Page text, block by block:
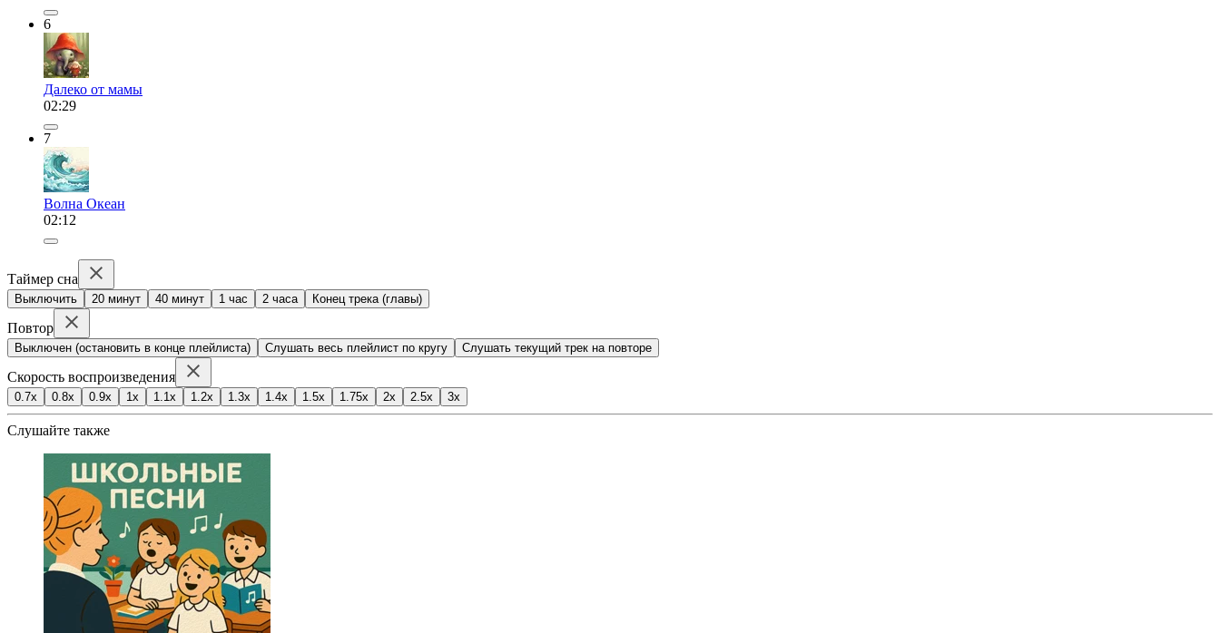
6
Далеко от мамы
02:29
7
Волна Океан
02:12
Таймер сна
Выключить 20 минут 40 минут 1 час 2 часа Конец трека (главы)
Повтор
Выключен (остановить в конце плейлиста) Слушать весь плейлист по кругу Слушать текущий трек на повторе
Скорость воспроизведения
0.7x 0.8x 0.9x 1x 1.1x 1.2x 1.3x 1.4x 1.5x 1.75x 2x 2.5x 3x
Слушайте также